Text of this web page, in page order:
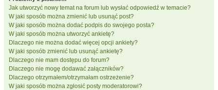
Jak utworzyć nowy temat na forum lub wysłać odpowiedź w temacie?
W jaki sposób można zmienić lub usunąć post?
W jaki sposób można dodać podpis do swojego posta?
W jaki sposób można utworzyć ankietę?
Dlaczego nie można dodać więcej opcji ankiety?
W jaki sposób zmienić lub usunąć ankietę?
Dlaczego nie mam dostępu do forum?
Dlaczego nie mogę dodawać załączników?
Dlaczego otrzymałem/otrzymałam ostrzeżenie?
W jaki sposób można zgłosić posty moderatorowi?